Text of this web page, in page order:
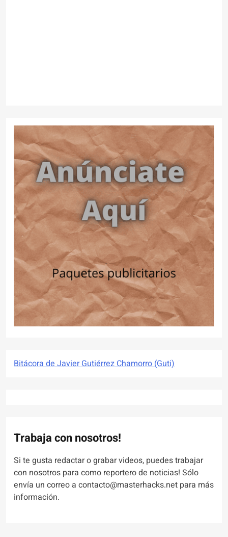
Bitácora de Javier Gutiérrez Chamorro (Guti)
Trabaja con nosotros!
Si te gusta redactar o grabar videos, puedes trabajar
con nosotros para como reportero de noticias! Sólo
envía un correo a contacto@masterhacks.net para más
información.